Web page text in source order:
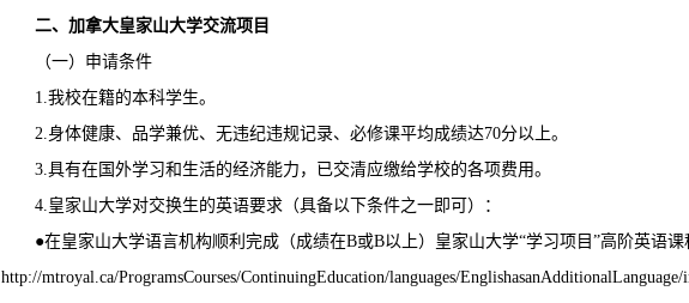
二、加拿大皇家山大学交流项目
（一）申请条件
1.我校在籍的本科学生。
2.身体健康、品学兼优、无违纪违规记录、必修课平均成绩达70分以上。
3.具有在国外学习和生活的经济能力，已交清应缴给学校的各项费用。
4.皇家山大学对交换生的英语要求（具备以下条件之一即可）：
●在皇家山大学语言机构顺利完成（成绩在B或B以上）皇家山大学“学习项目”高阶英语
http://mtroyal.ca/ProgramsCourses/ContinuingEducation/languages/